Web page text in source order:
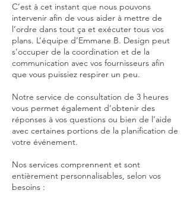
C’est à cet instant que nous pouvons
intervenir afin de vous aider à mettre de
l’ordre dans tout ça et exécuter tous vos
plans. L’équipe d’Emmane B. Design peut
s’occuper de la coordination et de la
communication avec vos fournisseurs afin
que vous puissiez respirer un peu.
Notre service de consultation de 3 heures
vous permet également d’obtenir des
réponses à vos questions ou bien de l’aide
avec certaines portions de la planification de
votre événement.
Nos services comprennent et sont
entièrement personnalisables, selon vos
besoins :